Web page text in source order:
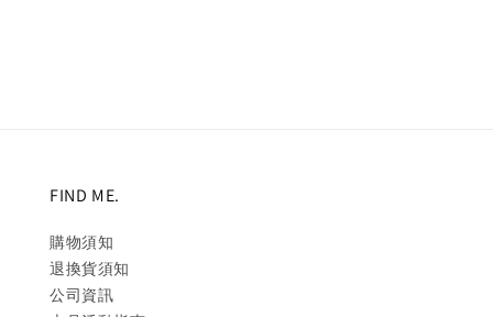
FIND ME.
購物須知
退換貨須知
公司資訊